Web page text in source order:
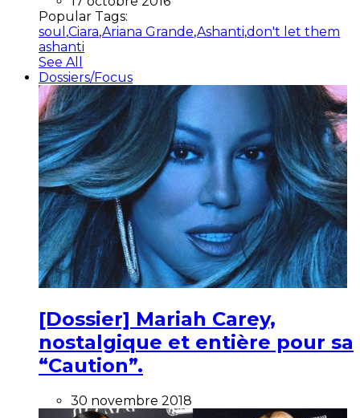
Popular Tags:
soul ,Ciara,Ariana Grande,Ashanti,don't let them
ashanti
See All
Dossiers/Focus
[Dossier] Mariah Carey,
nostalgique et entière pour sa
“Caution”.
30 novembre 2018